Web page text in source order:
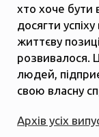
хто хоче бути
досягти
життєву
розвивалося.
людей,
свою власну
Архів усіх